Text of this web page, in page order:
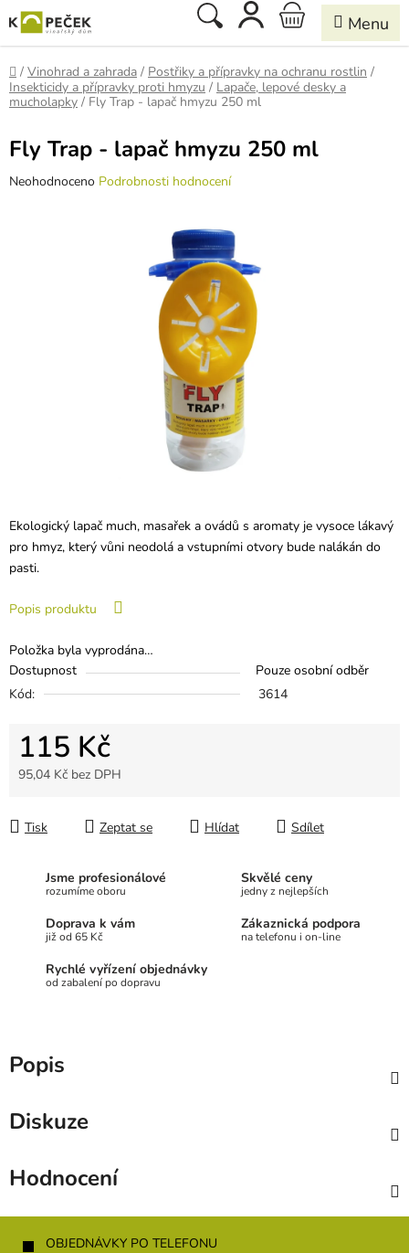
na
obsah
Hledat
NÁKUPNÍ
KOŠÍK
Domů
/ Vinohrad a zahrada / Postřiky a přípravky na ochranu rostlin /
Insekticidy a přípravky proti hmyzu / Lapače, lepové desky a
mucholapky / Fly Trap - lapač hmyzu 250 ml
Ekologický lapač much, masařek a ovádů s aromaty je vysoce lákavý
pro hmyz, který vůni neodolá a vstupními otvory bude nalákán do
pasti.
Popis produktu
Položka byla vyprodána…
Dostupnost
Pouze osobní odběr
Kód:
3614
115 Kč
95,04 Kč bez DPH
Tisk
Zeptat se Hlídat Sdílet
Fly Trap - lapač hmyzu 250 ml
Průměrné
Neohodnoceno Podrobnosti hodnocení
Jsme profesionálové
rozumíme oboru
Skvělé ceny
jedny z nejlepších
Doprava k vám
již od 65 Kč
Zákaznická podpora
na telefonu i on-line
Rychlé vyřízení objednávky
od zabalení po dopravu
Popis
Diskuze
Hodnocení
Z
OBJEDNÁVKY PO TELEFONU